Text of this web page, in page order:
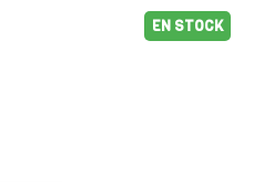
EN STOCK